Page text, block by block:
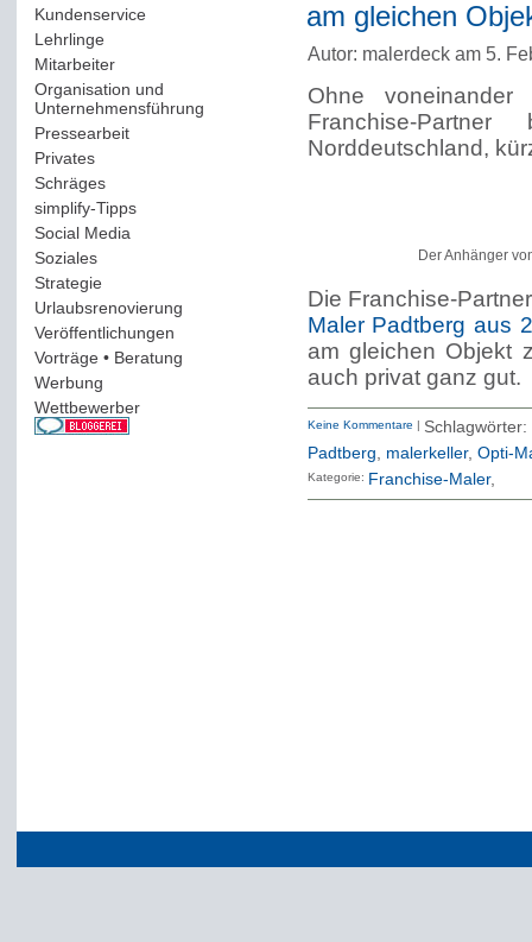
Kundenservice(178)
Lehrlinge(54)
Mitarbeiter(163)
Organisation und
Unternehmensführung
Pressearbeit(12)
Privates(193)
Schräges(161)
simplify-Tipps(123)
Social Media
Soziales(37)
Strategie(220)
Urlaubsrenovierung
Veröffentlichungen
Vorträge • Beratung
Werbung
Wettbewerber(61)
am gleichen
Autor: malerdeck am 5.
Ohne
Franchise-
Norddeutschland,
Der Anhänger
Die Franchise-
Maler Padtberg aus
am gleichen Objekt
auch privat ganz gut.
Keine Kommentare |
Padtberg, malerkeller, Opti-
Kategorie: Franchise-Maler